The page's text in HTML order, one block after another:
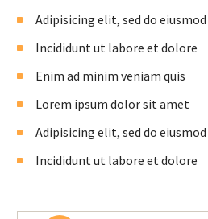
Adipisicing elit, sed do eiusmod
Incididunt ut labore et dolore
Enim ad minim veniam quis
Lorem ipsum dolor sit amet
Adipisicing elit, sed do eiusmod
Incididunt ut labore et dolore